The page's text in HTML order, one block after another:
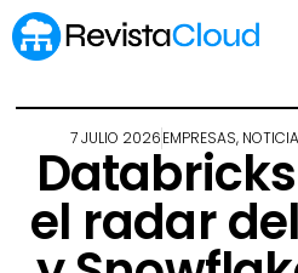
7 JULIO 2026EMPRESAS,
el radar